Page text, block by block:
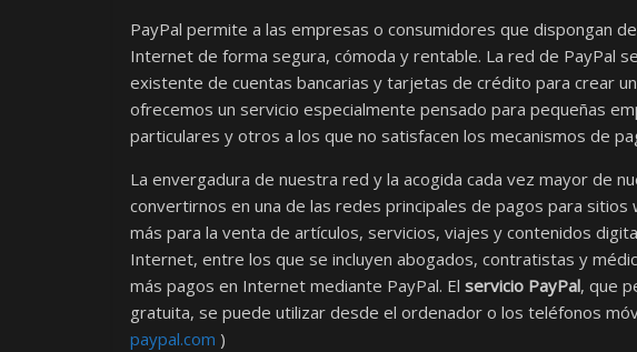
PayPal permite a las empresas o consumidores que dispongan
Internet de forma segura, cómoda y rentable. La red de PayPal
existente de cuentas bancarias y tarjetas de crédito para crear
ofrecemos un servicio especialmente pensado para pequeñas
particulares y otros a los que no satisfacen los mecanismos de
La envergadura de nuestra red y la acogida cada vez mayor de
convertirnos en una de las redes principales de pagos para sitios
más para la venta de artículos, servicios, viajes y contenidos
Internet, entre los que se incluyen abogados, contratistas y
más pagos en Internet mediante PayPal. El servicio PayPal, que
gratuita, se puede utilizar desde el ordenador o los teléfonos
paypal.com )